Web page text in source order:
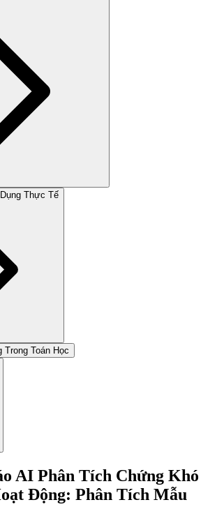
Thực Tế
Trong Toán Học
AI Phân Tích Chứng Khó
Động: Phân Tích Mẫu